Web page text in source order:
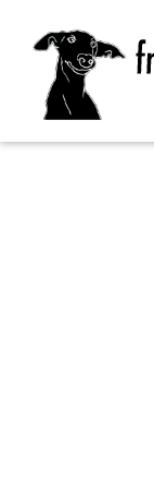
Inhalt